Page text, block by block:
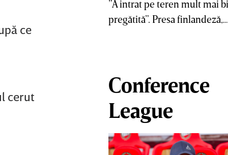
ce
cerut
”A intrat pe teren mult mai
pregătită”. Presa
Conference
League